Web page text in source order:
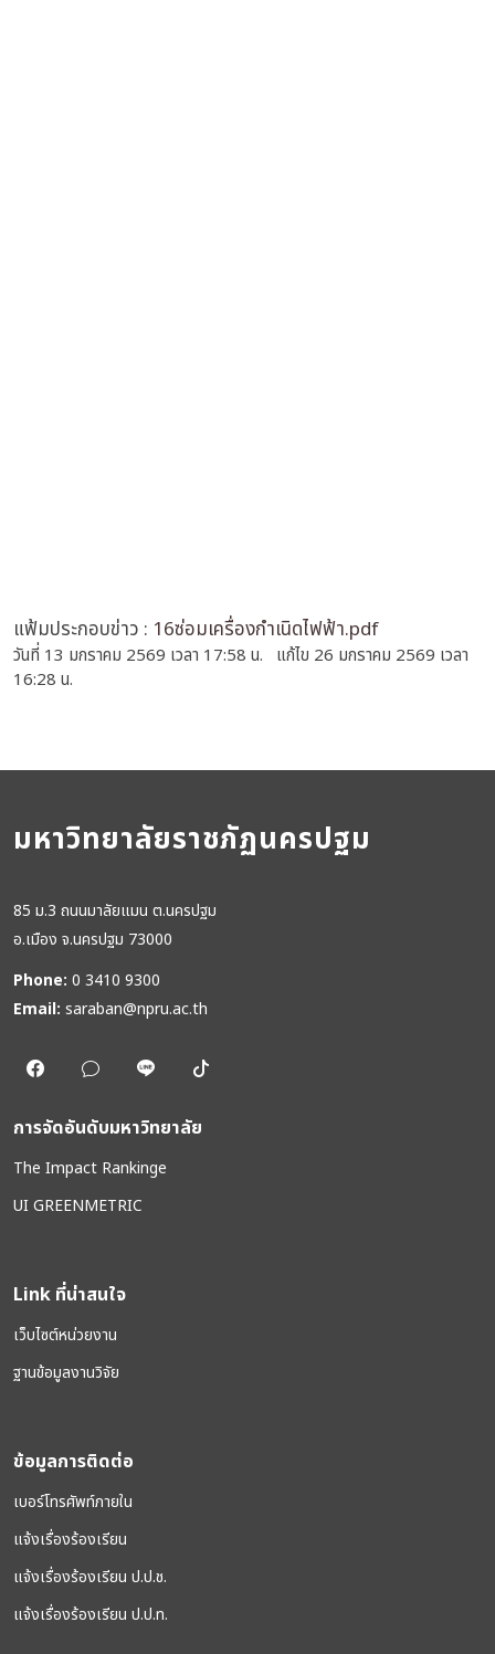
แฟ้มประกอบข่าว : 16ซ่อมเครื่องกำเนิดไฟฟ้า.pdf
วันที่ 13 มกราคม 2569 เวลา 17:58 น. แก้ไข 26 มกราคม 2569 เวลา
16:28 น.
มหาวิทยาลัยราชภัฏนครปฐม
85 ม.3 ถนนมาลัยแมน ต.นครปฐม
อ.เมือง จ.นครปฐม 73000
Phone: 0 3410 9300
Email: saraban@npru.ac.th
การจัดอันดับมหาวิทยาลัย
The Impact Rankinge
UI GREENMETRIC
Link ที่น่าสนใจ
เว็บไซต์หน่วยงาน
ฐานข้อมูลงานวิจัย
ข้อมูลการติดต่อ
เบอร์โทรศัพท์ภายใน
แจ้งเรื่องร้องเรียน
แจ้งเรื่องร้องเรียน ป.ป.ช.
แจ้งเรื่องร้องเรียน ป.ป.ท.